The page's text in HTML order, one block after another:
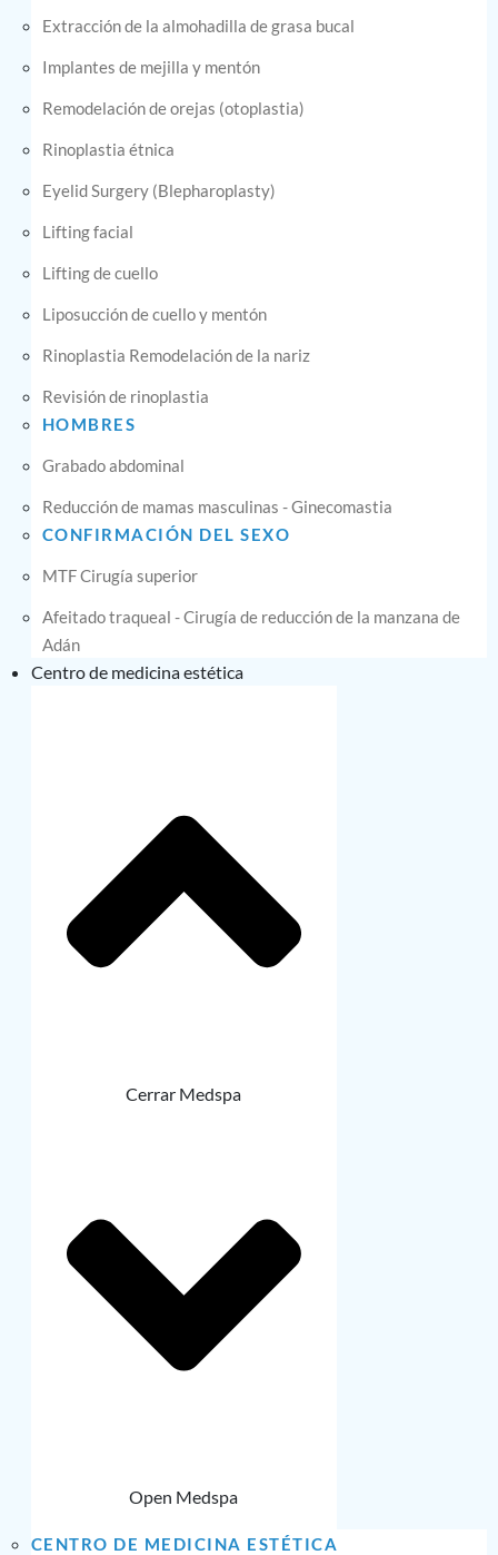
Extracción de la almohadilla de grasa bucal
Implantes de mejilla y mentón
Remodelación de orejas (otoplastia)
Rinoplastia étnica
Eyelid Surgery (Blepharoplasty)
Lifting facial
Lifting de cuello
Liposucción de cuello y mentón
Rinoplastia Remodelación de la nariz
Revisión de rinoplastia
HOMBRES
Grabado abdominal
Reducción de mamas masculinas - Ginecomastia
CONFIRMACIÓN DEL SEXO
MTF Cirugía superior
Afeitado traqueal - Cirugía de reducción de la manzana de
Adán
Centro de medicina estética
Cerrar Medspa
Open Medspa
CENTRO DE MEDICINA ESTÉTICA